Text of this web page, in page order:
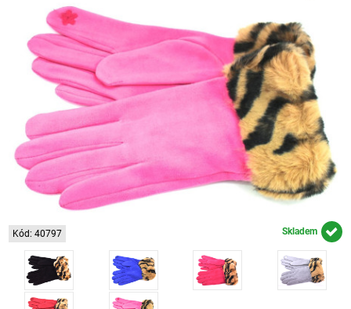
Kód: 40797 Skladem